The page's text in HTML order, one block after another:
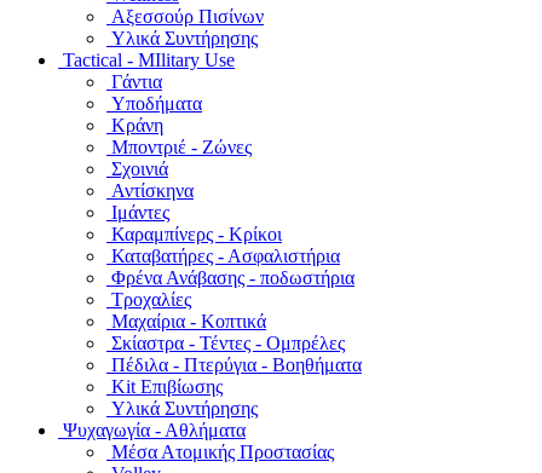
Αξεσσούρ Πισίνων
Υλικά Συντήρησης
Tactical - MIlitary Use
Γάντια
Υποδήματα
Κράνη
Μποντριέ - Ζώνες
Σχοινιά
Αντίσκηνα
Ιμάντες
Καραμπίνερς - Κρίκοι
Καταβατήρες - Ασφαλιστήρια
Φρένα Ανάβασης - ποδωστήρια
Τροχαλίες
Μαχαίρια - Κοπτικά
Σκίαστρα - Τέντες - Ομπρέλες
Πέδιλα - Πτερύγια - Βοηθήματα
Kit Επιβίωσης
Υλικά Συντήρησης
Ψυχαγωγία - Αθλήματα
Μέσα Ατομικής Προστασίας